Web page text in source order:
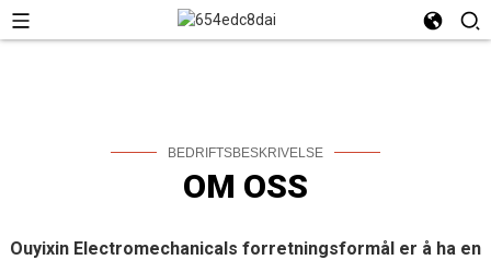
BEDRIFTSBESKRIVELSE
OM OSS
Ouyixin Electromechanicals forretningsformål er å ha en